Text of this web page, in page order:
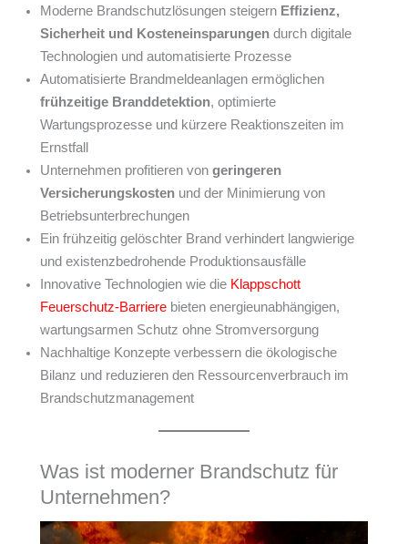
Moderne Brandschutzlösungen steigern Effizienz,
Sicherheit und Kosteneinsparungen durch digitale
Technologien und automatisierte Prozesse
Automatisierte Brandmeldeanlagen ermöglichen
frühzeitige Branddetektion, optimierte
Wartungsprozesse und kürzere Reaktionszeiten im
Ernstfall
Unternehmen profitieren von geringeren
Versicherungskosten und der Minimierung von
Betriebsunterbrechungen
Ein frühzeitig gelöschter Brand verhindert langwierige
und existenzbedrohende Produktionsausfälle
Innovative Technologien wie die Klappschott
Feuerschutz-Barriere bieten energieunabhängigen,
wartungsarmen Schutz ohne Stromversorgung
Nachhaltige Konzepte verbessern die ökologische
Bilanz und reduzieren den Ressourcenverbrauch im
Brandschutzmanagement
Was ist moderner Brandschutz für
Unternehmen?